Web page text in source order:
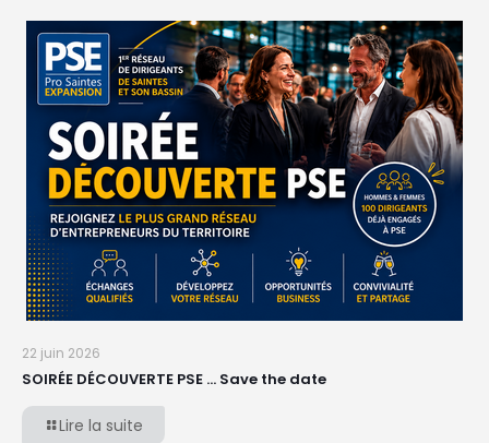
22 juin 2026
SOIRÉE DÉCOUVERTE PSE … Save the date
Lire la suite